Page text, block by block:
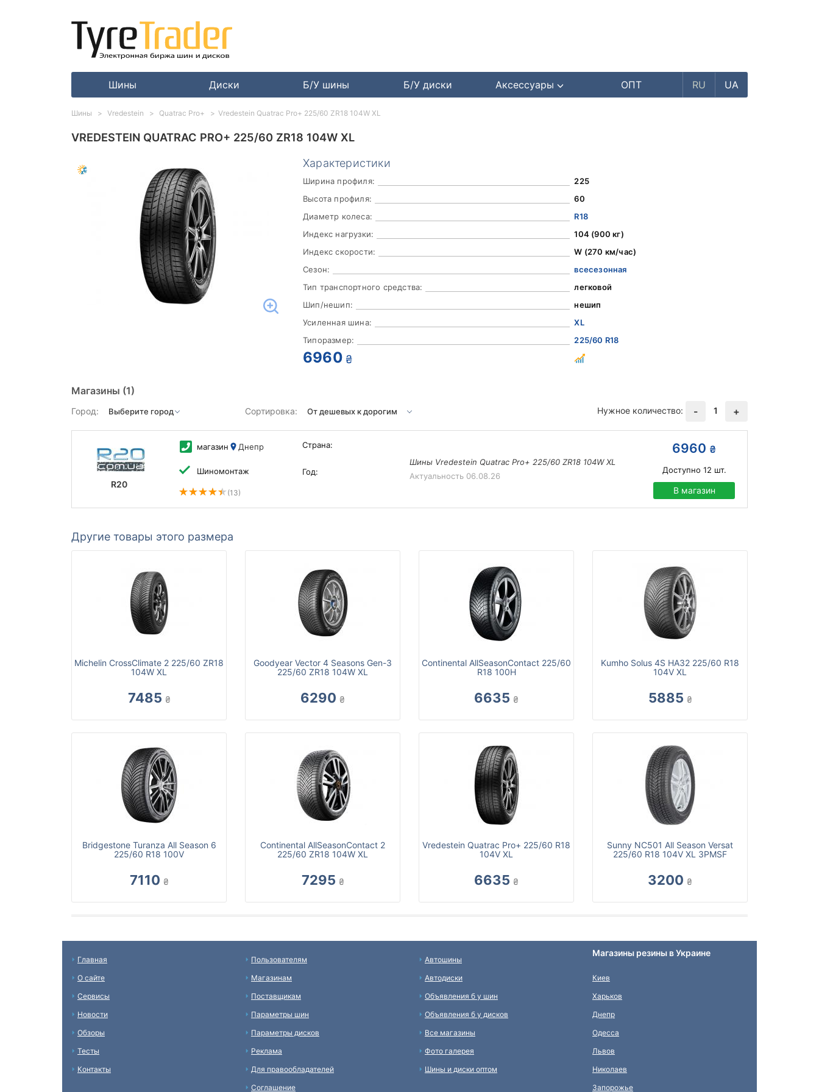
Шины Диски Б/У шины Б/У диски Аксессуары ОПТ RU UA
VREDESTEIN QUATRAC PRO+ 225/60 ZR18 104W XL
Характеристики
Ширина профиля:
225
Высота профиля:
60
Диаметр колеса:
R18
Индекс нагрузки:
104 (900 кг)
Индекс скорости:
W (270 км/час)
Сезон:
всесезонная
Тип транспортного средства:
легковой
Шип/нешип:
нешип
Усиленная шина:
XL
Типоразмер:
225/60 R18
6960 ₴
Магазины (1)
Город: Сортировка: Нужное количество: - 1 +
R20
магазин Днепр
Шиномонтаж
(13)
Страна:
Год:
Шины Vredestein Quatrac Pro+ 225/60 ZR18 104W XL
Актуальность 06.08.26
6960 ₴
Доступно 12 шт.
В магазин
Другие товары этого размера
Michelin CrossClimate 2 225/60 ZR18
104W XL
7485 ₴
Goodyear Vector 4 Seasons Gen-3
225/60 ZR18 104W XL
6290 ₴
Continental AllSeasonContact 225/60
R18 100H
6635 ₴
Kumho Solus 4S HA32 225/60 R18
104V XL
5885 ₴
Bridgestone Turanza All Season 6
225/60 R18 100V
7110 ₴
Continental AllSeasonContact 2
225/60 ZR18 104W XL
7295 ₴
Vredestein Quatrac Pro+ 225/60 R18
104V XL
6635 ₴
Sunny NC501 All Season Versat
225/60 R18 104V XL 3PMSF
3200 ₴
Шины Vredestein Quatrac Pro+ Vredestein Quatrac Pro+ 225/60 ZR18 104W XL
Главная
О сайте
Сервисы
Новости
Обзоры
Тесты
Контакты
Пользователям
Магазинам
Поставщикам
Параметры шин
Параметры дисков
Реклама
Для правообладателей
Соглашение
Автошины
Автодиски
Объявления б у шин
Объявления б у дисков
Все магазины
Фото галерея
Шины и диски оптом
Магазины резины в Украине
Киев
Харьков
Днепр
Одесса
Львов
Николаев
Запорожье